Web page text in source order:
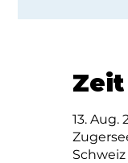
13. Aug.
Schweiz